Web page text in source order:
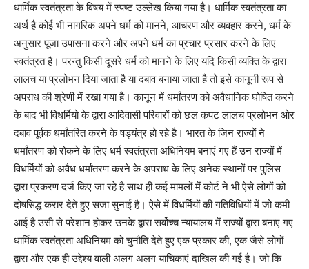
धार्मिक स्वतंत्रता के विषय में स्पष्ट उल्लेख किया गया है। धार्मिक स्वतंत्रता का
अर्थ है कोई भी नागरिक अपने धर्म को मानने, आचरण और व्यवहार करने, धर्म के
अनुसार पूजा उपासना करने और अपने धर्म का प्रचार प्रसार करने के लिए
स्वतंत्रत है। परन्तु किसी दूसरे धर्म को मानने के लिए यदि किसी व्यक्ति के द्वारा
लालच या प्रलोभन दिया जाता है या दबाव बनाया जाता है तो इसे कानूनी रूप से
अपराध की श्रेणी में रखा गया है। कानून में धर्मांतरण को अवैधानिक घोषित करने
के बाद भी विधर्मियो के द्वारा आदिवासी परिवारों को छल कपट लालच प्रलोभन ओर
दबाव पूर्वक धर्मांतरित करने के षड्यंत्र हो रहे है। भारत के जिन राज्यों ने
धर्मांतरण को रोकने के लिए धर्म स्वतंत्रता अधिनियम बनाएं गए हैं उन राज्यों में
विधर्मियों को अवैध धर्मांतरण करने के अपराध के लिए अनेक स्थानों पर पुलिस
द्वारा प्रकरण दर्ज किए जा रहे है साथ ही कई मामलों में कोर्ट ने भी ऐसे लोगों को
दोषसिद्ध करार देते हुए सजा सुनाई है। ऐसे में विधर्मियों की गतिविधियों में जो कमी
आई है उसी से परेशान होकर उनके द्वारा सर्वोच्च न्यायालय में राज्यों द्वारा बनाए गए
धार्मिक स्वतंत्रता अधिनियम को चुनौति देते हुए एक प्रकार की, एक जैसे लोगों
द्वारा और एक ही उद्देश्य वाली अलग अलग याचिकाएं दाखिल की गई है। जो कि